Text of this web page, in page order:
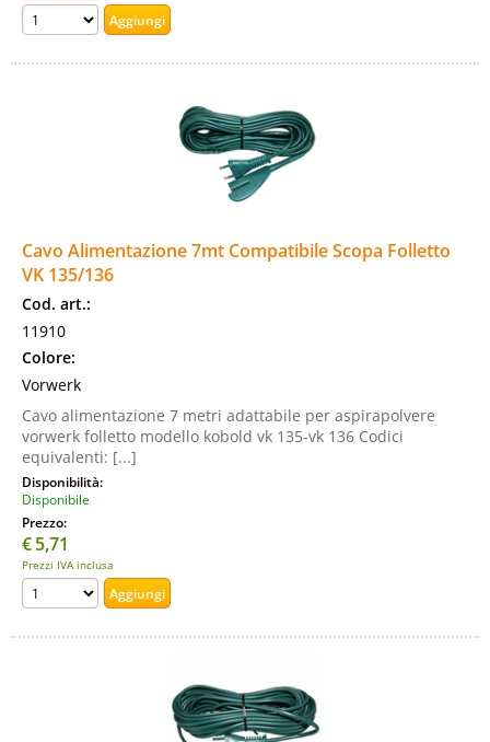
Cavo Alimentazione 7mt Compatibile Scopa Folletto
VK 135/136
Cod. art.:
11910
Colore:
Vorwerk
Cavo alimentazione 7 metri adattabile per aspirapolvere
vorwerk folletto modello kobold vk 135-vk 136 Codici
equivalenti: [...]
Disponibilità:
Disponibile
Prezzo:
€5,71
Prezzi IVA inclusa